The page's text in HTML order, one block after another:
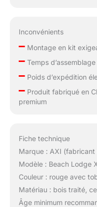
Inconvénients
–Montage en kit
–Temps
–Poids d’expédition
–Produit fabriqué en
premium
Fiche technique
Marque : AXI (fabricant
Modèle : Beach Lodge
Couleur : rouge avec
Matériau : bois traité,
Âge minimum